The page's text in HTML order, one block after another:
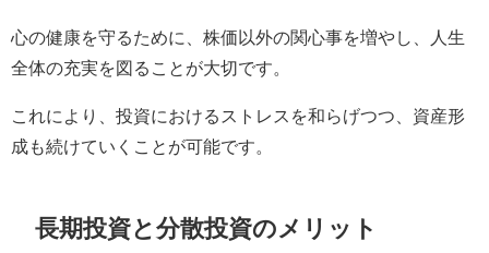
心の健康を守るために、株価以外の関心事を増やし、人生
全体の充実を図ることが大切です。
これにより、投資におけるストレスを和らげつつ、資産形
成も続けていくことが可能です。
長期投資と分散投資のメリット